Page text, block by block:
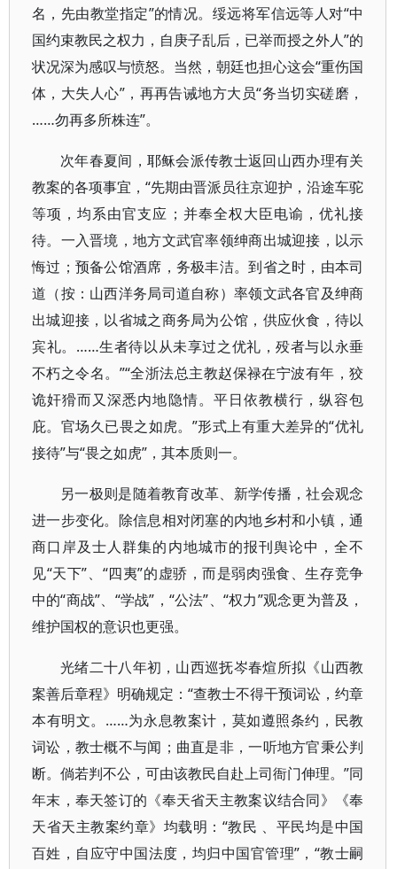
名，先由教堂指定”的情况。绥远将军信远等人对“中
国约束教民之权力，自庚子乱后，已举而授之外人”的
状况深为感叹与愤怒。当然，朝廷也担心这会“重伤国
体，大失人心”，再再告诫地方大员“务当切实磋磨，
……勿再多所株连”。
次年春夏间，耶稣会派传教士返回山西办理有关
教案的各项事宜，“先期由晋派员往京迎护，沿途车驼
等项，均系由官支应；并奉全权大臣电谕，优礼接
待。一入晋境，地方文武官率领绅商出城迎接，以示
悔过；预备公馆酒席，务极丰洁。到省之时，由本司
道（按：山西洋务局司道自称）率领文武各官及绅商
出城迎接，以省城之商务局为公馆，供应伙食，待以
宾礼。……生者待以从未享过之优礼，殁者与以永垂
不朽之令名。”“全浙法总主教赵保禄在宁波有年，狡
诡奸猾而又深悉内地隐情。平日依教横行，纵容包
庇。官场久已畏之如虎。”形式上有重大差异的“优礼
接待”与“畏之如虎”，其本质则一。
另一极则是随着教育改革、新学传播，社会观念
进一步变化。除信息相对闭塞的内地乡村和小镇，通
商口岸及士人群集的内地城市的报刊舆论中，全不
见“天下”、“四夷”的虚骄，而是弱肉强食、生存竞争
中的“商战”、“学战”，“公法”、“权力”观念更为普及，
维护国权的意识也更强。
光绪二十八年初，山西巡抚岑春煊所拟《山西教
案善后章程》明确规定：“查教士不得干预词讼，约章
本有明文。……为永息教案计，莫如遵照条约，民教
词讼，教士概不与闻；曲直是非，一听地方官秉公判
断。倘若判不公，可由该教民自赴上司衙门伸理。”同
年末，奉天签订的《奉天省天主教案议结合同》《奉
天省天主教案约章》均载明：“教民 、平民均是中国
百姓，自应守中国法度，均归中国官管理”，“教士嗣